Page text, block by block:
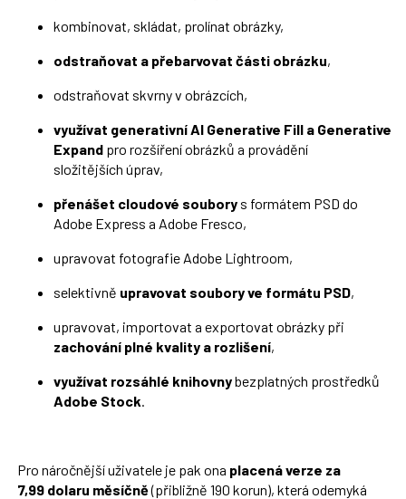
kombinovat, skládat, prolínat obrázky,
odstraňovat a přebarvovat části obrázku,
odstraňovat skvrny v obrázcích,
využívat generativní AI Generative Fill a Generative
Expandpro rozšíření obrázků a provádění
složitějších úprav,
přenášet cloudové souborys formátem PSD do
Adobe Express a Adobe Fresco,
upravovat fotografie Adobe Lightroom,
selektivně upravovat soubory ve formátu PSD,
upravovat, importovat a exportovat obrázky při
zachování plné kvality a rozlišení,
využívat rozsáhlé knihovnybezplatných prostředků
Adobe Stock.
Pro náročnější uživatele je pak ona placená verze za
7,99 dolaru měsíčně(přibližně 190 korun), která odemyká